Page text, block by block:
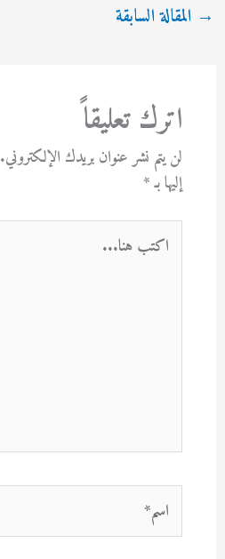
→ المقالة السابقة
اترك تعليقاً
لن يتم نشر عنوان بريدك الإلكتروني.
إليها بـ*
اكتب
هنا...
اسم*